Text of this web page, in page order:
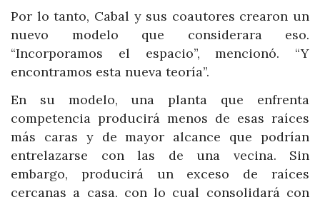
Por lo tanto, Cabal y sus coautores crearon un
nuevo modelo que considerara eso.
“Incorporamos el espacio”, mencionó. “Y
encontramos esta nueva teoría”.
En su modelo, una planta que enfrenta
competencia producirá menos de esas raíces
más caras y de mayor alcance que podrían
entrelazarse con las de una vecina. Sin
embargo, producirá un exceso de raíces
cercanas a casa, con lo cual consolidará con